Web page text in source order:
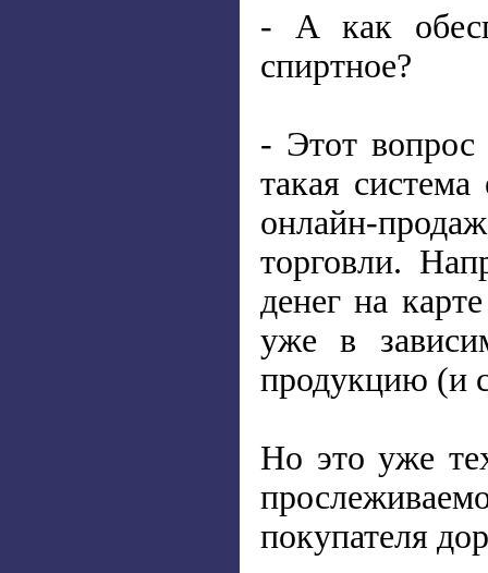
- А как
спиртное?
- Этот вопрос
такая
онлайн-
торговли.
денег на
уже в
продукцию (и
Но это уже
покупателя